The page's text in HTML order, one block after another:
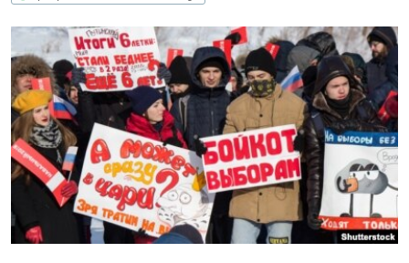
поиску
КАВКАЗ.РЕАЛИИ
СЕВЕР.РЕАЛИИ
СИБИРЬ.РЕАЛИИ
РАСПИСАНИЕ ВЕЩАНИЯ
ПОДПИШИТЕСЬ НА РАССЫЛКУ
СОЦИАЛЬНЫЕ СЕТИ